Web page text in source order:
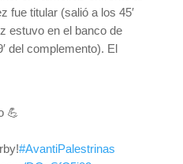
fue titular (salió a los 45′
estuvo en el banco de
del complemento). El
💪
#AvantiPalestrinas